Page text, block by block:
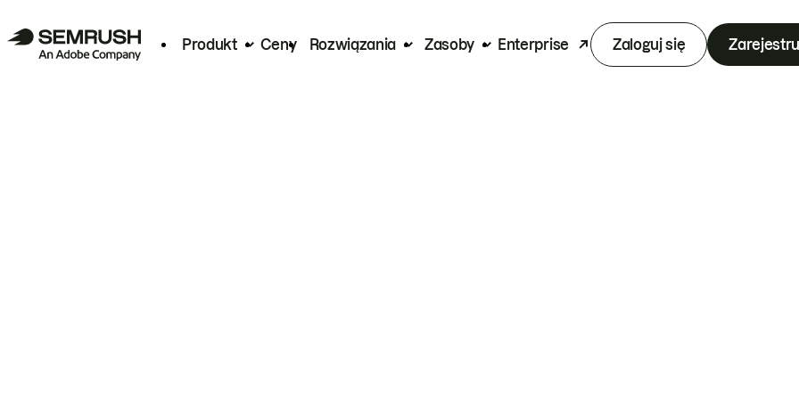
Produkt Ceny Rozwiązania Zasoby Enterprise Zaloguj się